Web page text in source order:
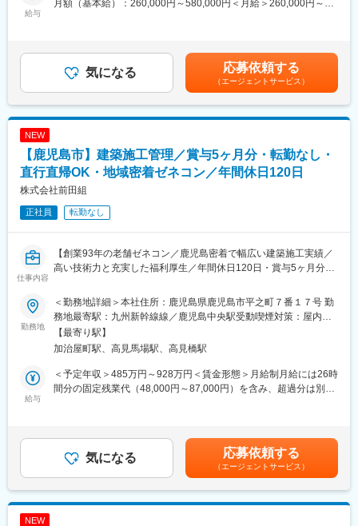
・フレックスタイム制の導入で、コアタイムなしの柔軟な勤務が
可能。直行直帰の仕事スタイルで通勤負担を軽減できます（社用
・主に当社の主力商品である戸建て及び集合住宅の建築施工管理
（工事管理）を担当していただきます。
・都市部においては、複合利用目的にも活用可能な最大９階建て
ざいます。
当社ではいち早く「建設DX」の導入を進めています。
施工管理者全員にノートPC、i‐Pad、i-Phoneが貸与され、5大管
具体的には遠隔臨場（ウェアラブルカメラやネットワークカメラ
を活用し、離れた場所から施工管理を行う）やスマートフォンア
プリを使ってお施主様や施工会社とコミュニケーションを取りな
がら工事を進めていきます。
【研修制度】
当社独自の施工管理者の技術向上を目指した制度として、「建設
変更の範囲：会社の定める業務
給与
月額（基本給）：260,000円～580,000円＜月給＞260,000円～
気になる 応募依頼する
（エージェントサービス）
NEW
【鹿児島市】建築施工管理／賞与5ヶ月分・転勤なし・
直行直帰OK・地域密着ゼネコン／年間休日120日
株式会社前田組
正社員 転勤なし
仕事内容
【創業93年の老舗ゼネコン／鹿児島密着で幅広い建築施工実績／
高い技術力と充実した福利厚生／年間休日120日・賞与5ヶ月分・
■業務概要
当社の建築施工管理職として、鹿児島県内の公共・民間建築現場
における施工管理全般をお任せします。
工程・品質・安全・原価の管理業務に加え、職人や協力会社の手
配、資材調達、クライアントとの打合せや価格交渉等の初期業務
から最終的には全ての管理をお任せします。
現場運営の中心的役割を担います。長期出張や転勤はなく、直行
■業務詳細
・建築現場の工程、品質、安全、原価管理
勤務地
＜勤務地詳細＞本社住所：鹿児島県鹿児島市平之町７番１７号 勤
務地最寄駅：九州新幹線線／鹿児島中央駅受動喫煙対策：屋内喫
煙可能場所あり変更の範囲：無
【最寄り駅】
加治屋町駅、高見馬場駅、高見橋駅
給与
＜予定年収＞485万円～928万円＜賃金形態＞月給制月給には26時
間分の固定残業代（48,000円～87,000円）を含み、超過分は別途
外労働の残業手当は追加支給＜月給＞308,854円～607,060円（一
律手当を含む）＜昇給有無＞有＜残業手当＞有＜給与補足＞■昇
給：年1回（4月）■賞与：年2回(7・11月／前年度実績5.0か月分)
賃金はあくまでも目安の金額であり、選考を通じて上下する可能
性があります。月給(月額)は固定手当を含めた表記です。
気になる 応募依頼する
（エージェントサービス）
NEW